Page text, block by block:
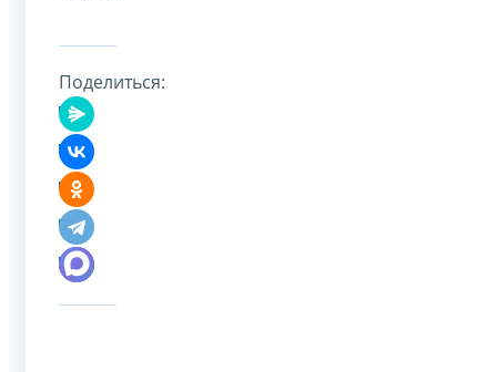
Поделиться: